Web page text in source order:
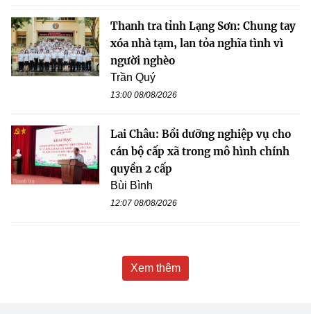
Thanh tra tỉnh Lạng Sơn: Chung tay
xóa nhà tạm, lan tỏa nghĩa tình vì
người nghèo
Trần Quý
13:00 08/08/2026
Lai Châu: Bồi dưỡng nghiệp vụ cho
cán bộ cấp xã trong mô hình chính
quyền 2 cấp
Bùi Bình
12:07 08/08/2026
Xem thêm